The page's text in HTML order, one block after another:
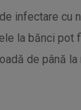
infectare cu
la bănci pot
de până la